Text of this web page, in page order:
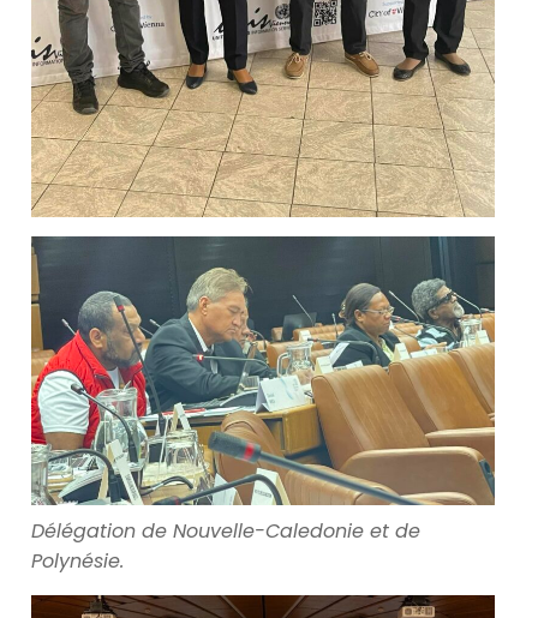
Délégation de Nouvelle-Caledonie et de
Polynésie.